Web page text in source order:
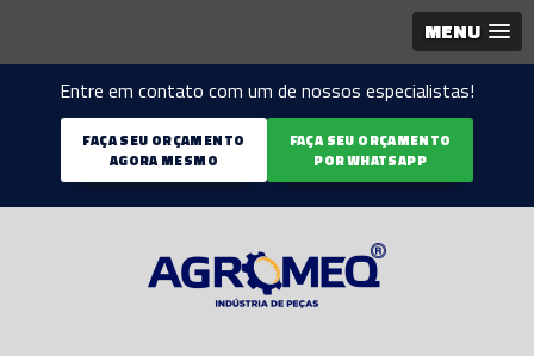
MENU
Entre em contato com um de nossos especialistas!
FAÇA SEU ORÇAMENTO
AGORA MESMO
FAÇA SEU ORÇAMENTO
POR WHATSAPP